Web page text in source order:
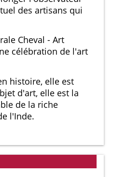
des artisans qui
Cheval - Art
célébration de l'art
histoire, elle est
d'art, elle est la
de la riche
l'Inde.